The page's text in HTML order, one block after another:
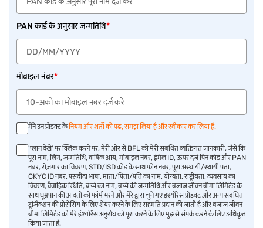
PAN कार्ड के अनुसार जन्मतिथि*
मोबाइल नंबर*
मैंने उन प्रोडक्ट केनियम और शर्तों को पढ़, समझ लिया है और स्वीकार कर लिया है.
'प्लान देखें' पर क्लिक करने पर, मेरी ओर से BFL को मेरी संबंधित व्यक्तिगत जानकारी, जैसे कि
पूरा नाम, लिंग, जन्मतिथि, वार्षिक आय, मोबाइल नंबर, ईमेल ID, ऊपर दर्ज पिन कोड और PAN
नंबर, रोज़गार का विवरण, STD/ISD कोड के साथ फोन नंबर, पूरा अस्थायी/स्थायी पता,
CKYC ID नंबर, पसंदीदा भाषा, माता/पिता/पति का नाम, योग्यता, राष्ट्रीयता, व्यवसाय का
विवरण, वैवाहिक स्थिति, बच्चे का नाम, बच्चे की जन्मतिथि और बजाज जीवन बीमा लिमिटेड के
साथ धूम्रपान की आदतों को फॉर्म भरने और मेरे द्वारा चुने गए इंश्योरेंस प्रोडक्ट और अन्य संबंधित
ट्रांज़ैक्शन की प्रोसेसिंग के लिए शेयर करने के लिए सहमति प्रदान की जाती है और बजाज जीवन
बीमा लिमिटेड को मेरे इंश्योरेंस अनुरोध को पूरा करने के लिए मुझसे संपर्क करने के लिए अधिकृत
किया जाता है.